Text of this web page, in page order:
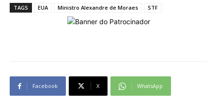
TAGS EUA Ministro Alexandre de Moraes STF
Facebook X WhatsApp